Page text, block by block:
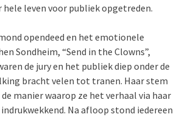
hele leven voor publiek opgetreden.
opendeed en het emotionele
Sondheim, “Send in the Clowns”,
de jury en het publiek diep onder de
bracht velen tot tranen. Haar stem
manier waarop ze het verhaal via haar
Na afloop stond iedereen